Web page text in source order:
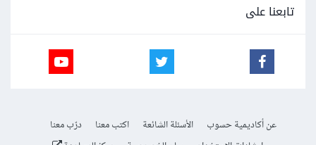
تابعنا على
عن أكاديمية حسوب الأسئلة الشائعة اكتب معنا
درّب معنا